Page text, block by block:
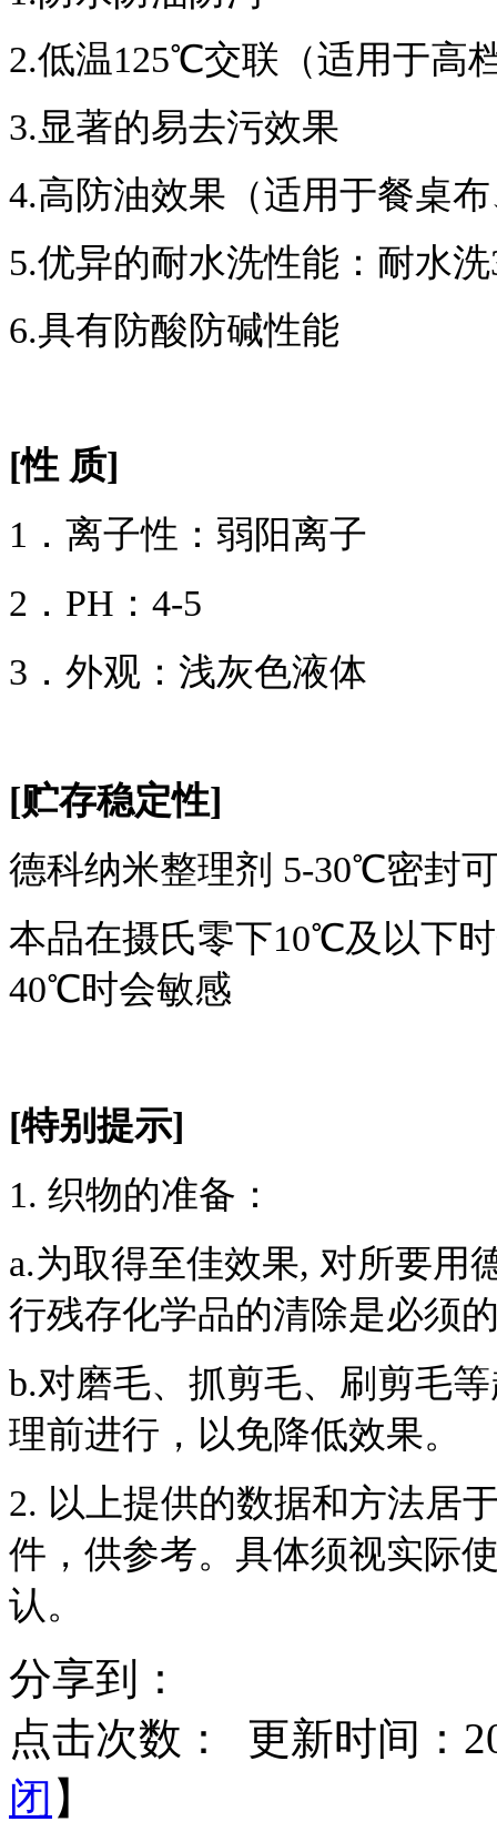
2.低温125℃交联（适用于高
3.显著的易去污效果
4.高防油效果（适用于餐桌
5.优异的耐水洗性能：耐水
6.具有防酸防碱性能
[性 质]
1．离子性：弱阳离子
2．PH：4-5
3．外观：浅灰色液体
[贮存稳定性]
德科纳米整理剂 5-30℃密封
本品在摄氏零下10℃及以下
40℃时会敏感
[特别提示]
1. 织物的准备：
a.为取得至佳效果, 对所要用
行残存化学品的清除是必须
b.对磨毛、抓剪毛、刷剪毛
理前进行，以免降低效果。
2. 以上提供的数据和方法居
件，供参考。 具体须视实际
认。
分享到：
点击次数：
更新时间：
闭 】